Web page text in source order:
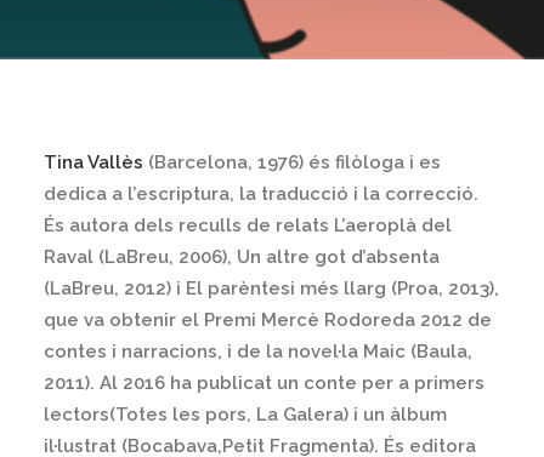
Tina Vallès (Barcelona, 1976) és filòloga i es
dedica a l’escriptura, la traducció i la correcció.
És autora dels reculls de relats L’aeroplà del
Raval (LaBreu, 2006), Un altre got d’absenta
(LaBreu, 2012) i El parèntesi més llarg (Proa, 2013),
que va obtenir el Premi Mercè Rodoreda 2012 de
contes i narracions, i de la novel·la Maic (Baula,
2011). Al 2016 ha publicat un conte per a primers
lectors(Totes les pors, La Galera) i un àlbum
il·lustrat (Bocabava,Petit Fragmenta). És editora